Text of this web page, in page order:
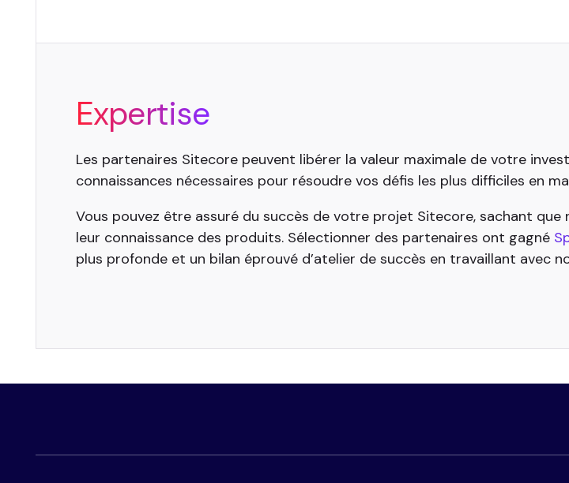
Expertise
Les partenaires Sitecore peuvent libérer la valeur maximale de votre
connaissances nécessaires pour résoudre vos défis les plus difficiles en
Vous pouvez être assuré du succès de votre projet Sitecore, sachant
leur connaissance des produits. Sélectionner des partenaires ont gagné
plus profonde et un bilan éprouvé d’atelier de succès en travaillant avec